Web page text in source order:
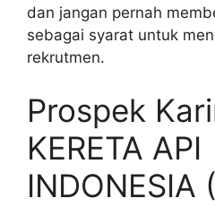
dan jangan pernah
sebagai syarat untuk
rekrutmen.
Prospek
KERETA API
INDONESIA